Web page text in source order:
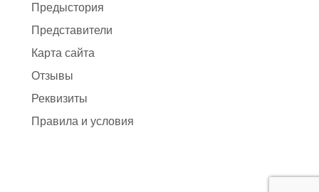
Предыстория
Представители
Карта сайта
Отзывы
Реквизиты
Правила и условия